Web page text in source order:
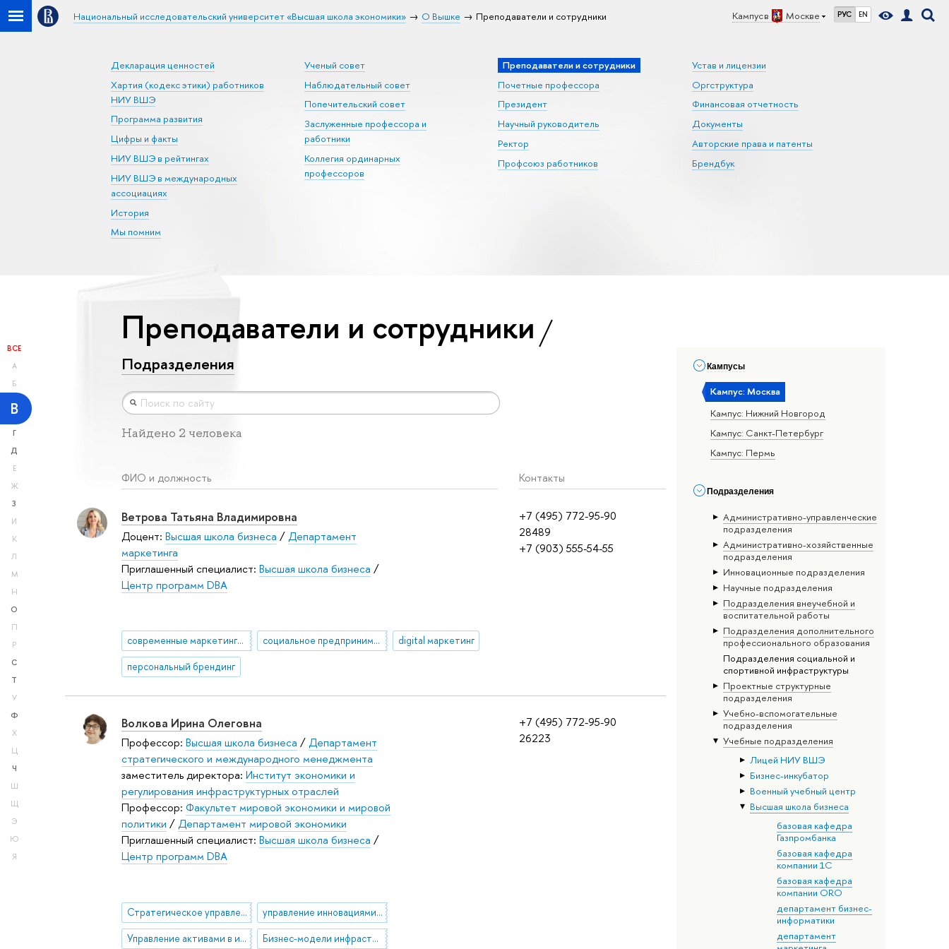
Кампус в Москве РУС EN
Национальный исследовательский университет «Высшая школа экономики» О Вышке Преподаватели и сотрудники
Декларация ценностей
Хартия (кодекс этики) работников
НИУ ВШЭ
Программа развития
Цифры и факты
НИУ ВШЭ в рейтингах
НИУ ВШЭ в международных
ассоциациях
История
Мы помним
Ученый совет
Наблюдательный совет
Попечительский совет
Заслуженные профессора и
работники
Коллегия ординарных
профессоров
Преподаватели и сотрудники
Почетные профессора
Президент
Научный руководитель
Ректор
Профсоюз работников
Устав и лицензии
Оргструктура
Финансовая отчетность
Документы
Авторские права и патенты
Брендбук
ВСЕ
А
Б
В
Г
Д
Е
Ж
З
И
К
Л
М
Н
О
П
Р
С
Т
У
Ф
Х
Ц
Ч
Ш
Щ
Э
Ю
Я
Кампусы
Кампус: Москва
Кампус: Нижний Новгород
Кампус: Санкт-Петербург
Кампус: Пермь
Подразделения
Административно-управленческие
подразделения
Административно-хозяйственные
подразделения
Инновационные подразделения
Научные подразделения
Подразделения внеучебной и
воспитательной работы
Подразделения дополнительного
профессионального образования
Подразделения социальной и
спортивной инфраструктуры
Проектные структурные
подразделения
Учебно-вспомогательные
подразделения
Учебные подразделения
Лицей НИУ ВШЭ
Бизнес-инкубатор
Военный учебный центр
Высшая школа бизнеса
базовая кафедра
Газпромбанка
базовая кафедра
компании 1С
базовая кафедра
компании ORO
департамент бизнес-
информатики
департамент
Преподаватели и сотрудники
Подразделения
Найдено 2 человека
ФИО и должность Контакты
+7 (495) 772-95-90
28489
+7 (903) 555-54-55
Ветрова Татьяна Владимировна
Доцент: Высшая школа бизнеса /Департамент
маркетинга
Приглашенный специалист: Высшая школа бизнеса /
Центр программ DВА
современные маркетинговые практики (CMP) социальное предпринимательство digital маркетинг
персональный брендинг
+7 (495) 772-95-90
26223
Волкова Ирина Олеговна
Профессор: Высшая школа бизнеса /Департамент
стратегического и международного менеджмента
заместитель директора: Институт экономики и
регулирования инфраструктурных отраслей
Профессор: Факультет мировой экономики и мировой
политики /Департамент мировой экономики
Приглашенный специалист: Высшая школа бизнеса /
Центр программ DВА
Стратегическое управление в ТЭК управление инновациями в инфраструктурных отраслях
Управление активами в инфраструктурных отраслях Бизнес-модели инфраструктурных компаний